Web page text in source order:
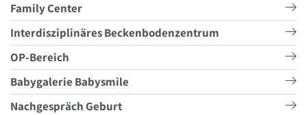
Family Center
Interdisziplinäres Beckenbodenzentrum
OP-Bereich
Babygalerie Babysmile
Nachgespräch Geburt